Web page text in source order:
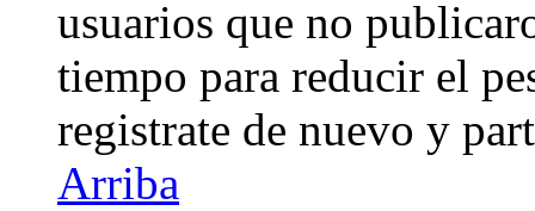
usuarios que no
tiempo para reducir el
registrate de nuevo y
Arriba